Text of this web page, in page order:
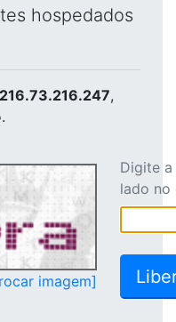
hospedados
216.73.216.247,
imagem]
Digite
lado no